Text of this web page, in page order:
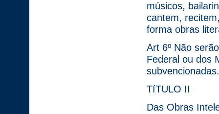
músicos,
cantem,
forma obras
Art 6º Não
Federal ou dos
subvencionadas.
TíTULO II
Das Obras